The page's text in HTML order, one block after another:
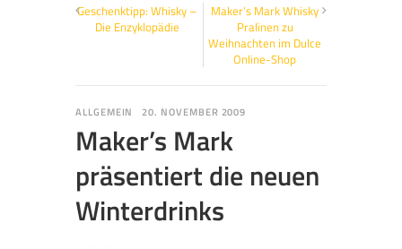
Geschenktipp: Whisky –
Die Enzyklopädie
Maker’s Mark Whisky
Pralinen zu
Weihnachten im Dulce
Online-Shop
ALLGEMEIN 20. NOVEMBER 2009
Maker’s Mark
präsentiert die neuen
Winterdrinks